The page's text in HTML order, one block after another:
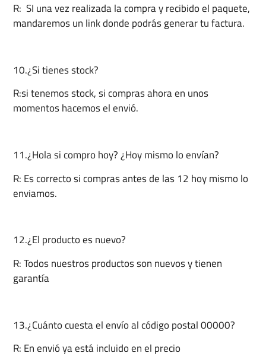
R: SI una vez realizada la compra y recibido el paquete,
mandaremos un link donde podrás generar tu factura.
10.¿Si tienes stock?
R:si tenemos stock, si compras ahora en unos
momentos hacemos el envió.
11.¿Hola si compro hoy? ¿Hoy mismo lo envían?
R: Es correcto si compras antes de las 12 hoy mismo lo
enviamos.
12.¿El producto es nuevo?
R: Todos nuestros productos son nuevos y tienen
garantía
13.¿Cuánto cuesta el envío al código postal 00000?
R: En envió ya está incluido en el precio